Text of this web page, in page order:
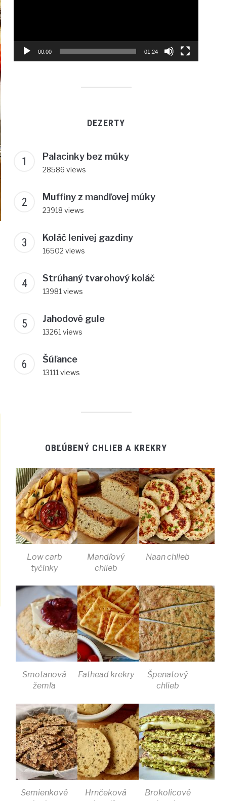
00:00 01:24
DEZERTY
Palacinky bez múky
28586 views
Muffiny z mandľovej múky
23918 views
Koláč lenivej gazdiny
16502 views
Strúhaný tvarohový koláč
13981 views
Jahodové gule
13261 views
Šúľance
13111 views
OBĽÚBENÝ CHLIEB A KREKRY
Low carb
tyčinky
Mandľový
chlieb
Naan chlieb
Smotanová
žemľa
Fathead krekry
Špenatový
chlieb
Semienkové
Hrnčeková
Brokolicové